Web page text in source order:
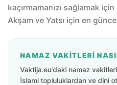
kaçırmamanızı sağlamak
Akşam ve Yatsı için en
NAMAZ VAKITLERI
Vaktija.eu'daki namaz
İslami topluluklardan ve dini